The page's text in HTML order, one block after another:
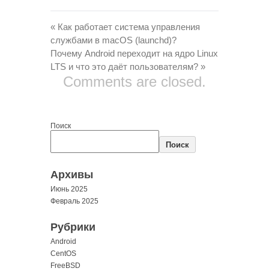
« Как работает система управления
службами в macOS (launchd)?
Почему Android переходит на ядро Linux
LTS и что это даёт пользователям? »
Comments are closed.
Поиск
Поиск
Архивы
Июнь 2025
Февраль 2025
Рубрики
Android
CentOS
FreeBSD